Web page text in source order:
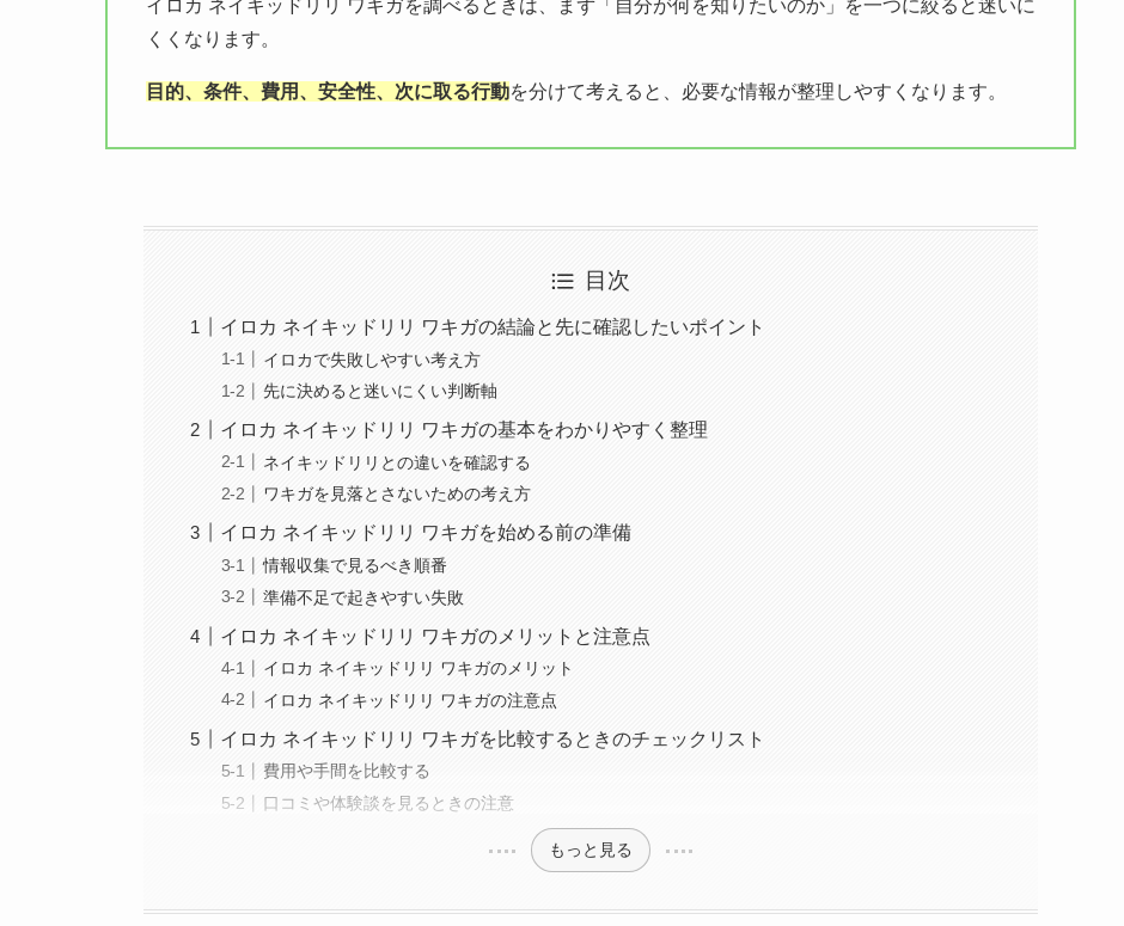
イロカ ネイキッドリリ ワキガを調べるときは、まず「自分が何を知りたいのか」を一つに絞ると迷いに
くくなります。
目的、条件、費用、安全性、次に取る行動を分けて考えると、必要な情報が整理しやすくなります。
目次
イロカ ネイキッドリリ ワキガの結論と先に確認したいポイント
イロカで失敗しやすい考え方
先に決めると迷いにくい判断軸
イロカ ネイキッドリリ ワキガの基本をわかりやすく整理
ネイキッドリリとの違いを確認する
ワキガを見落とさないための考え方
イロカ ネイキッドリリ ワキガを始める前の準備
情報収集で見るべき順番
準備不足で起きやすい失敗
イロカ ネイキッドリリ ワキガのメリットと注意点
イロカ ネイキッドリリ ワキガのメリット
イロカ ネイキッドリリ ワキガの注意点
イロカ ネイキッドリリ ワキガを比較するときのチェックリスト
費用や手間を比較する
口コミや体験談を見るときの注意
もっと見る